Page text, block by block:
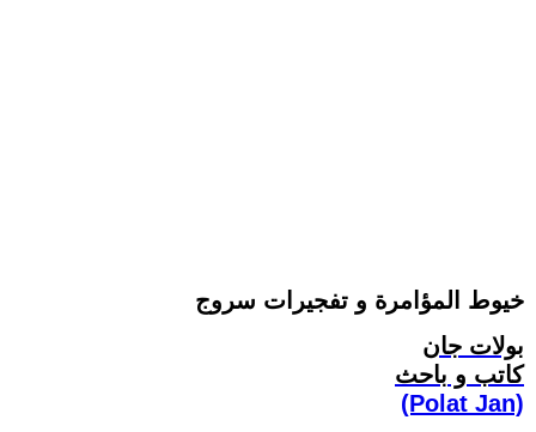
خيوط المؤامرة و تفجيرات سروج
بولات جان
كاتب و باحث
(Polat Jan)